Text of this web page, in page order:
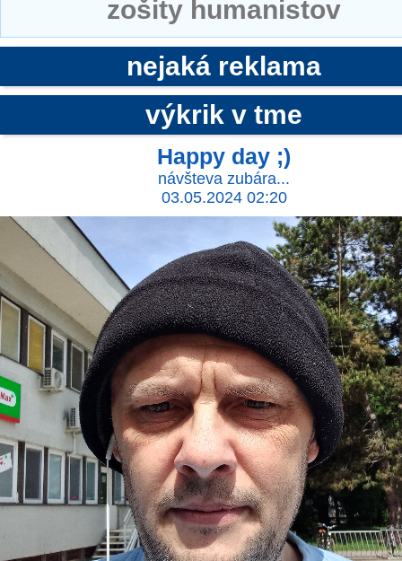
zošity humanistov
nejaká reklama
výkrik v tme
Happy day ;)
návšteva zubára...
03.05.2024 02:20